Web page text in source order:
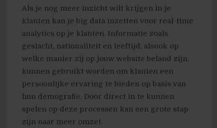
Als je nog meer inzicht wilt krijgen in je
klanten kan je big data inzetten voor real-time
analytics op je klanten. Informatie zoals
geslacht, nationaliteit en leeftijd, alsook op
welke manier zij op jouw website beland zijn,
kunnen gebruikt worden om klanten een
persoonlijke ervaring te bieden op basis van
hun demografie. Door direct in te kunnen
spelen op deze processen kan een grote stap
zijn naar meer omzet.